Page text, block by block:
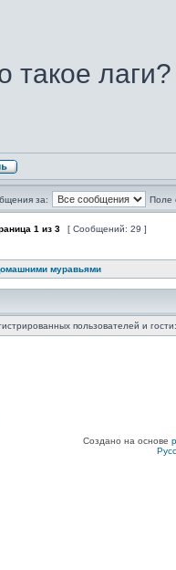
такое лаги?
за: Поле
1 из 3 [ Сообщений: 29 ]
муравьями
пользователей и
Создано на основе